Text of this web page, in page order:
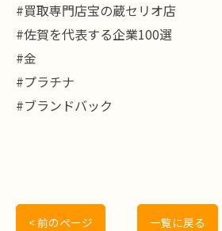
#買取専門店宝の蔵セリオ店
#佐賀を代表する企業100選
#金
#プラチナ
#ブランドバック
< 前のページ 一覧に戻る